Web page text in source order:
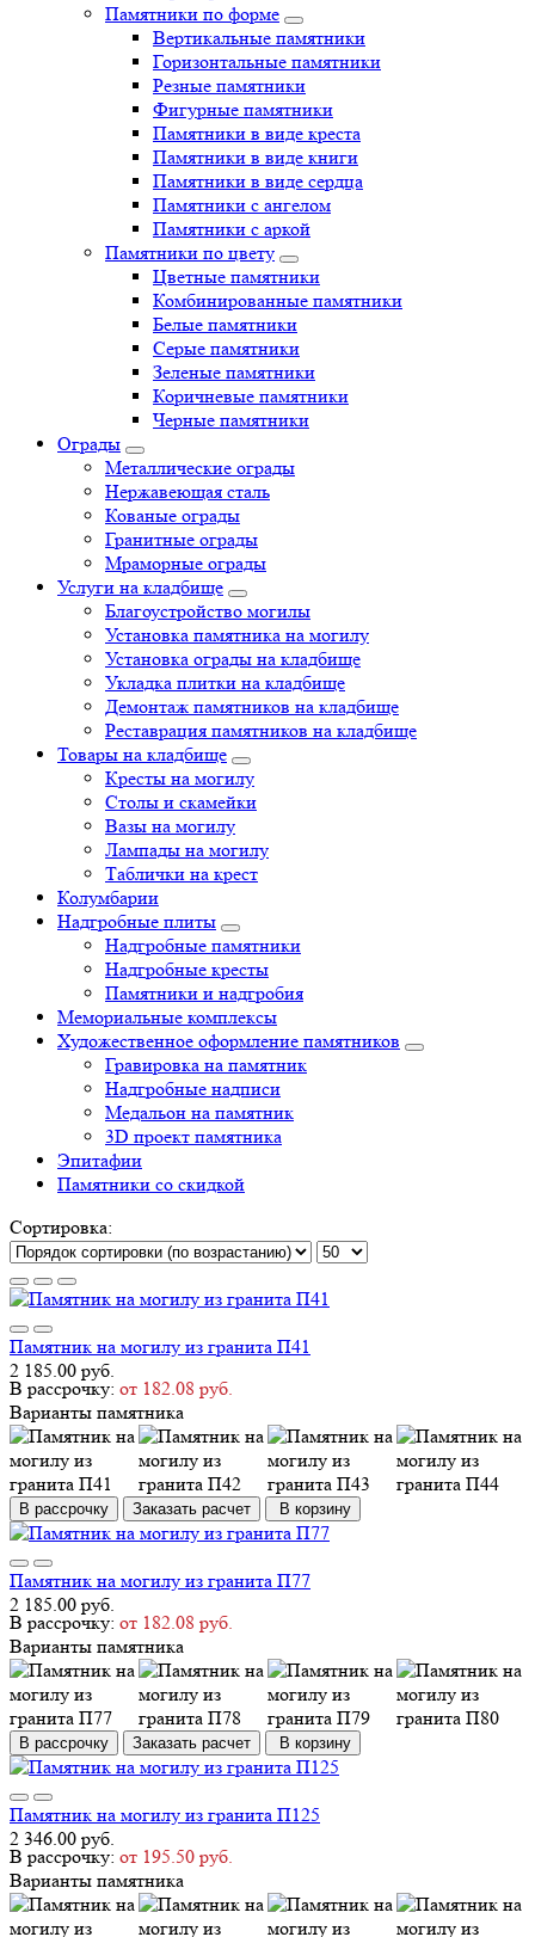
Памятники по форме
Вертикальные памятники
Горизонтальные памятники
Резные памятники
Фигурные памятники
Памятники в виде креста
Памятники в виде книги
Памятники в виде сердца
Памятники с ангелом
Памятники с аркой
Памятники по цвету
Цветные памятники
Комбинированные памятники
Белые памятники
Серые памятники
Зеленые памятники
Коричневые памятники
Черные памятники
Ограды
Металлические ограды
Нержавеющая сталь
Кованые ограды
Гранитные ограды
Мраморные ограды
Услуги на кладбище
Благоустройство могилы
Установка памятника на могилу
Установка ограды на кладбище
Укладка плитки на кладбище
Демонтаж памятников на кладбище
Реставрация памятников на кладбище
Товары на кладбище
Кресты на могилу
Столы и скамейки
Вазы на могилу
Лампады на могилу
Таблички на крест
Колумбарии
Надгробные плиты
Надгробные памятники
Надгробные кресты
Памятники и надгробия
Мемориальные комплексы
Художественное оформление памятников
Гравировка на памятник
Надгробные надписи
Медальон на памятник
3D проект памятника
Эпитафии
Памятники со скидкой
Сортировка:
Памятник на могилу из гранита П41
2 185.00 руб.
В рассрочку: от 182.08 руб.
Варианты памятника
В рассрочку Заказать расчет В корзину
Памятник на могилу из гранита П77
2 185.00 руб.
В рассрочку: от 182.08 руб.
Варианты памятника
В рассрочку Заказать расчет В корзину
Памятник на могилу из гранита П125
2 346.00 руб.
В рассрочку: от 195.50 руб.
Варианты памятника